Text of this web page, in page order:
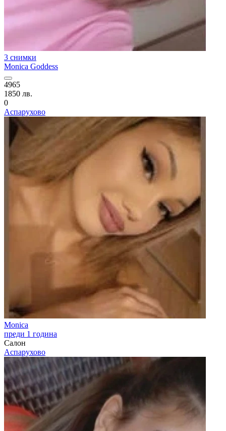
3 снимки
Monica Goddess
4965
1850 лв.
0
Аспарухово
Monica
преди 1 година
Салон
Аспарухово